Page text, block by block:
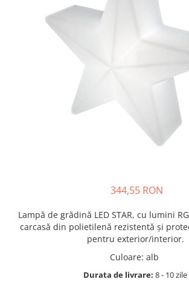
344,55 RON
Lampă de grădină LED STAR, cu lumini
carcasă din polietilenă rezistentă și
pentru exterior/interior.
Culoare: alb
Durata de livrare: 8 - 10 zile